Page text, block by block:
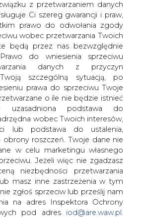
będą przez nas bezwzględnie
do wniesienia sprzeciwu
danych z przyczyn
szczególną sytuacją, po
prawa do sprzeciwu Twoje
o ile nie będzie istnieć
uzasadniona podstawa do
wobec Twoich interesów,
lub podstawa do ustalenia,
obrony roszczeń. Twoje dane nie
w celu marketingu własnego
Jeżeli więc nie zgadzasz
niezbędności przetwarzania
masz inne zastrzeżenia w tym
zgłoś sprzeciw lub prześlij nam
na adres Inspektora Ochrony
pod adresiod@are.waw.pl.
nie wpływa na zgodność z
dokonanego przed jej
14 mln m sześc. -
w piątek PERN w
sześc. paliwa wydała ze swoich baz
wszystkie kanały dystrybucji
i kolej) w okresie od stycznia do
To blisko 10 proc. więcej niż w
2017 r. Według prognoz PERN
rok zostanie zakończony kolejnym
będzie wyższy o blisko 1 mln
w przybliżeniu 14 mln m sześc." -
w komunikacie, prezes PERN
paliwowy, pakiet energetyczny i
oraz rosnący PKB wpływają na
rynku paliw. "Chcemy wykorzystać
naszą infrastrukturę tak,
zrealizować zwiększone
magazyny oraz skorzystać ze